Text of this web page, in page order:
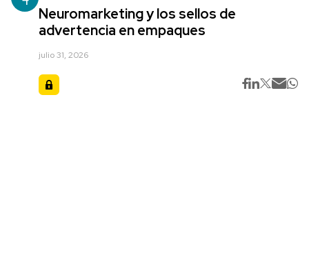
Neuromarketing y los sellos de
advertencia en empaques
julio 31, 2026